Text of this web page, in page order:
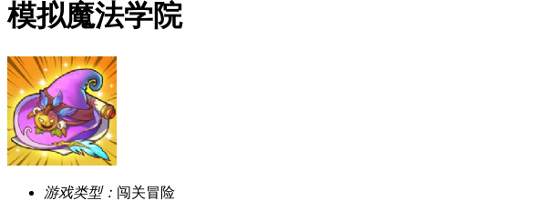
模拟魔法学院
游戏类型： 闯关冒险